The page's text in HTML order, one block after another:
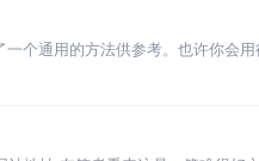
个通用的方法供参考。也许你会